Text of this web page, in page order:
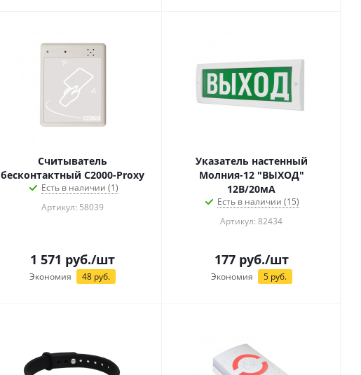
Считыватель
бесконтактный С2000-Proxy
Есть в наличии (1)
Артикул: 58039
1 571 руб./шт
Экономия 48 руб.
Указатель настенный
Молния-12 "ВЫХОД"
12В/20мА
Есть в наличии (15)
Артикул: 82434
177руб./шт
Экономия 5руб.